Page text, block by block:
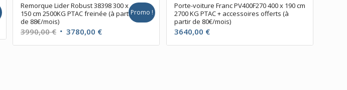
Remorque Lider Robust 38398 300 x
150 cm 2500KG PTAC freinée (à partir
de 88€/mois)
3990,00€ Le
prix
3780,00 €Le
prix
Promo !
Porte-voiture Franc PV400F270 400 x 190 cm
2700 KG PTAC + accessoires offerts (à
partir de 80€/mois)
3640,00 €